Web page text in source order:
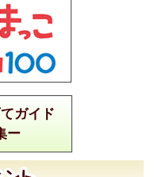
ガイド
ー